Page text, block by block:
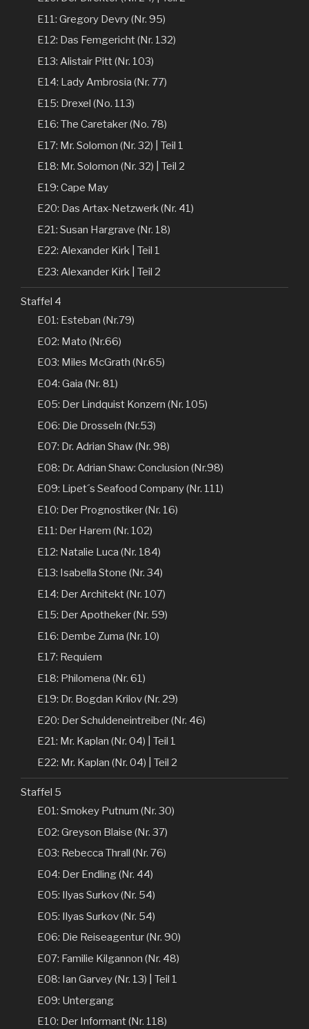
E11: Gregory Devry (Nr. 95)
E12: Das Femgericht (Nr. 132)
E13: Alistair Pitt (Nr. 103)
E14: Lady Ambrosia (Nr. 77)
E15: Drexel (No. 113)
E16: The Caretaker (No. 78)
E17: Mr. Solomon (Nr. 32) | Teil 1
E18: Mr. Solomon (Nr. 32) | Teil 2
E19: Cape May
E20: Das Artax-Netzwerk (Nr. 41)
E21: Susan Hargrave (Nr. 18)
E22: Alexander Kirk | Teil 1
E23: Alexander Kirk | Teil 2
Staffel 4
E01: Esteban (Nr.79)
E02: Mato (Nr.66)
E03: Miles McGrath (Nr.65)
E04: Gaia (Nr. 81)
E05: Der Lindquist Konzern (Nr. 105)
E06: Die Drosseln (Nr.53)
E07: Dr. Adrian Shaw (Nr. 98)
E08: Dr. Adrian Shaw: Conclusion (Nr.98)
E09: Lipet´s Seafood Company (Nr. 111)
E10: Der Prognostiker (Nr. 16)
E11: Der Harem (Nr. 102)
E12: Natalie Luca (Nr. 184)
E13: Isabella Stone (Nr. 34)
E14: Der Architekt (Nr. 107)
E15: Der Apotheker (Nr. 59)
E16: Dembe Zuma (Nr. 10)
E17: Requiem
E18: Philomena (Nr. 61)
E19: Dr. Bogdan Krilov (Nr. 29)
E20: Der Schuldeneintreiber (Nr. 46)
E21: Mr. Kaplan (Nr. 04) | Teil 1
E22: Mr. Kaplan (Nr. 04) | Teil 2
Staffel 5
E01: Smokey Putnum (Nr. 30)
E02: Greyson Blaise (Nr. 37)
E03: Rebecca Thrall (Nr. 76)
E04: Der Endling (Nr. 44)
E05: Ilyas Surkov (Nr. 54)
E05: Ilyas Surkov (Nr. 54)
E06: Die Reiseagentur (Nr. 90)
E07: Familie Kilgannon (Nr. 48)
E08: Ian Garvey (Nr. 13) | Teil 1
E09: Untergang
E10: Der Informant (Nr. 118)